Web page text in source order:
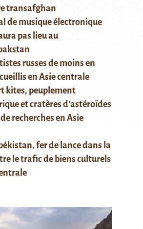
transafghan
de musique électronique
pas lieu au
russes de moins en
en Asie centrale
kites, peuplement
et cratères d’astéroïdes
recherches en Asie
fer de lance dans la
le trafic de biens culturels